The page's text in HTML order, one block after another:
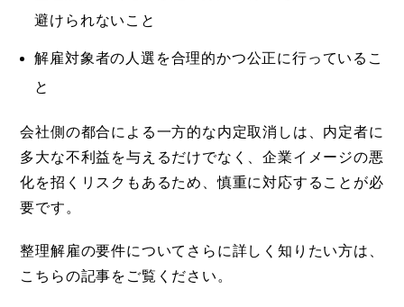
避けられないこと
解雇対象者の人選を合理的かつ公正に行っているこ
と
会社側の都合による一方的な内定取消しは、内定者に
多大な不利益を与えるだけでなく、企業イメージの悪
化を招くリスクもあるため、慎重に対応することが必
要です。
整理解雇の要件についてさらに詳しく知りたい方は、
こちらの記事をご覧ください。